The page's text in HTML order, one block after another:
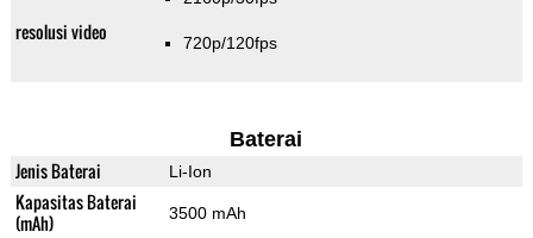
resolusi video 720p/120fps
Baterai
Jenis Baterai Li-Ion
Kapasitas Baterai
(mAh)
3500 mAh